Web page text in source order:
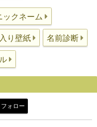
ックネーム
り壁紙 名前診断
フォロー